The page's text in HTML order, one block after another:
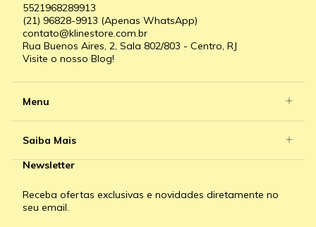
5521968289913
(21) 96828-9913 (Apenas WhatsApp)
contato@klinestore.com.br
Rua Buenos Aires, 2, Sala 802/803 - Centro, RJ
Visite o nosso Blog!
Menu
Saiba Mais
Newsletter
Receba ofertas exclusivas e novidades diretamente no
seu email.